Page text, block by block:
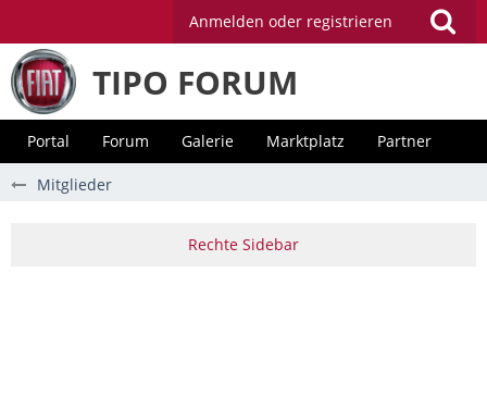
Anmelden oder registrieren
TIPO FORUM
Portal Forum Galerie Marktplatz Partner
Mitglieder